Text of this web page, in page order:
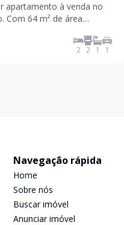
apartamento à venda no
Com 64 m² de área
para quem busca conforto e
a oportunidade de vi
2 2 1 1
Navegação rápida
Home
Sobre nós
Buscar imóvel
Anunciar imóvel